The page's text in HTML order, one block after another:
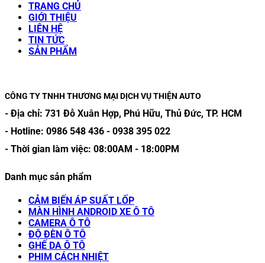
TRANG CHỦ
GIỚI THIỆU
LIÊN HỆ
TIN TỨC
SẢN PHẨM
CÔNG TY TNHH THƯƠNG MẠI DỊCH VỤ THIỆN AUTO
- Địa chỉ: 731 Đỗ Xuân Hợp, Phú Hữu, Thủ Đức, TP. HCM
- Hotline: 0986 548 436 - 0938 395 022
- Thời gian làm việc: 08:00AM - 18:00PM
Danh mục sản phẩm
CẢM BIẾN ÁP SUẤT LỐP
MÀN HÌNH ANDROID XE Ô TÔ
CAMERA Ô TÔ
ĐỘ ĐÈN Ô TÔ
GHẾ DA Ô TÔ
PHIM CÁCH NHIỆT